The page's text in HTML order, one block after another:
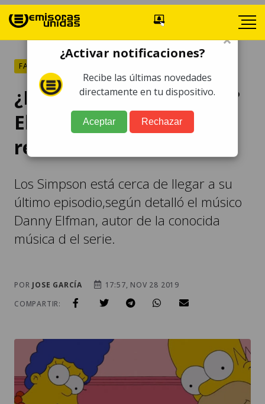
FARÁNDULA
¿El fin de "Los Simpson"?
El compositor de la serie
revela detalles
Los Simpson está cerca de llegar a su
último episodio,según detalló el músico
Danny Elfman, autor de la conocida
música d el serie.
POR JOSE GARCÍA
17:57, NOV 28 2019
COMPARTIR:
×
¿Activar notificaciones?
Recibe las últimas novedades
directamente en tu dispositivo.
Aceptar Rechazar